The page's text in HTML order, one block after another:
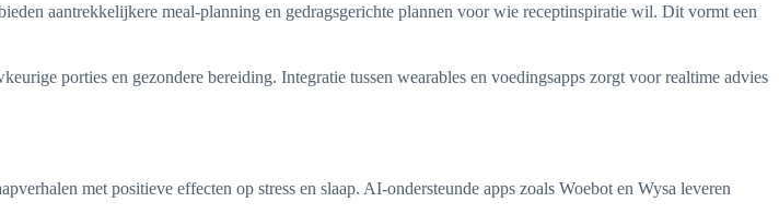
aantrekkelijkere meal-planning en gedragsgerichte plannen voor wie receptinspiratie wil. Dit vormt een
porties en gezondere bereiding. Integratie tussen wearables en voedingsapps zorgt voor realtime advies
met positieve effecten op stress en slaap. AI-ondersteunde apps zoals Woebot en Wysa leveren